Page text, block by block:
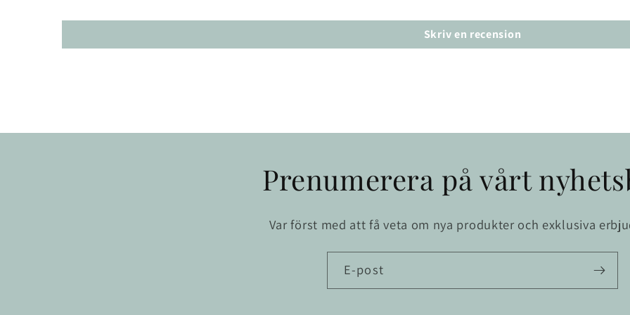
Skriv en recension
Prenumerera på vårt
Var först med att få veta om nya produkter och exklusiva
E-post